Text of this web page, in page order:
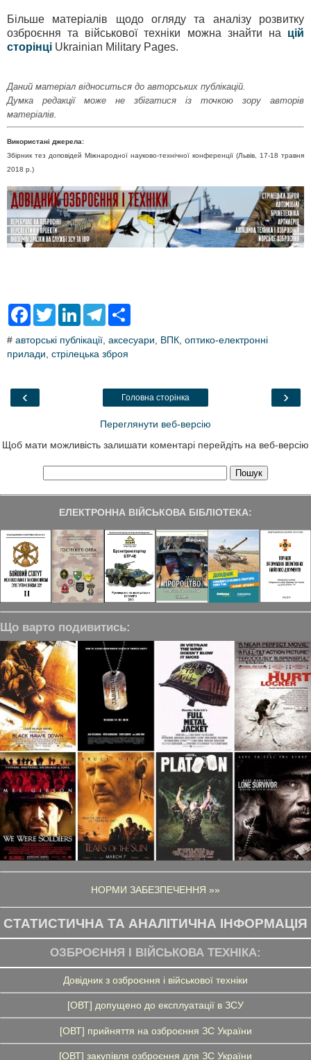
Більше матеріалів щодо огляду та аналізу розвитку
озброєння та військової техніки можна знайти на цій
сторінці Ukrainian Military Pages.
Даний матеріал відноситься до авторських публікацій.
Думка редакції може не збігатися із точкою зору авторів
матеріалів.
Використані джерела:
Збірник тез доповідей Міжнародної науково-технічної конференції (Львів, 17-18 травня
2018 р.)
F
e
b
k
T
t
t
L
k
e
T
e
g
m
r
# авторські публікації аксесуари ВПК оптико-електронні
прилади стрілецька зброя
‹ ›
Головна сторінка
Переглянути веб-версію
Щоб мати можливість залишати коментарі перейдіть на веб-версію
ЕЛЕКТРОННА ВІЙСЬКОВА БІБЛІОТЕКА:
Що варто подивитись:
НОРМИ ЗАБЕЗПЕЧЕННЯ »»
СТАТИСТИЧНА ТА АНАЛІТИЧНА ІНФОРМАЦІЯ
ОЗБРОЄННЯ І ВІЙСЬКОВА ТЕХНІКА:
Довідник з озброєння і військової техніки
[ОВТ] допущено до експлуатації в ЗСУ
[ОВТ] прийняття на озброєння ЗС України
[ОВТ] закупівля озброєння для ЗС України